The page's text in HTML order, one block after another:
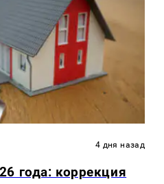
4 дня назад
года: коррекция